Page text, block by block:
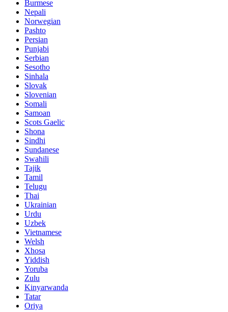
Burmese
Nepali
Norwegian
Pashto
Persian
Punjabi
Serbian
Sesotho
Sinhala
Slovak
Slovenian
Somali
Samoan
Scots Gaelic
Shona
Sindhi
Sundanese
Swahili
Tajik
Tamil
Telugu
Thai
Ukrainian
Urdu
Uzbek
Vietnamese
Welsh
Xhosa
Yiddish
Yoruba
Zulu
Kinyarwanda
Tatar
Oriya